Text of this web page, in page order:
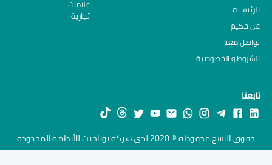
الرئيسية
عن حكيم
تواصل معنا
الشروط و الخصوصية
علامات
تجارية
تابعنا
حقوق النسخ محفوظة © 2020 لدى شركة يوتاجيت للأنظمة المحدودة